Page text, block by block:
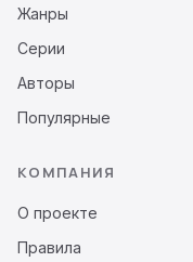
Жанры
Серии
Авторы
Популярные
КОМПАНИЯ
О проекте
Правила